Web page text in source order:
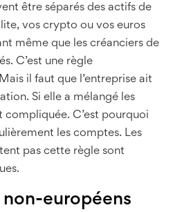
être séparés des actifs de
vos crypto ou vos euros
même que les créanciers de
C’est une règle
il faut que l’entreprise ait
Si elle a mélangé les
C’est pourquoi
les comptes. Les
pas cette règle sont
non-européens